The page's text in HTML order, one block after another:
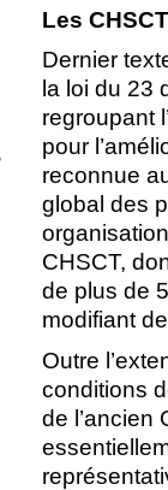
Les
Dernier
la loi du 23
regroupant
pour
reconnue
global des
CHSCT,
de plus de
modifiant
Outre
conditions
de l’ancien